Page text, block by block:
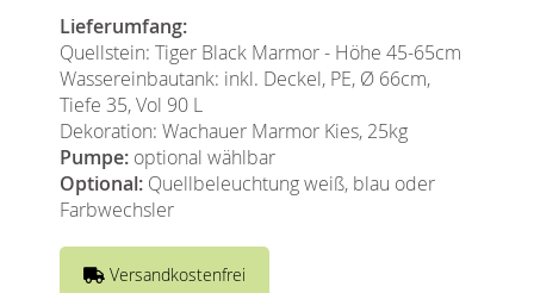
Lieferumfang:
Quellstein: Tiger Black Marmor - Höhe 45-65cm
Wassereinbautank: inkl. Deckel, PE, Ø 66cm,
Tiefe 35, Vol 90 L
Dekoration: Wachauer Marmor Kies, 25kg
Pumpe: optional wählbar
Optional: Quellbeleuchtung weiß, blau oder
Farbwechsler
Versandkostenfrei